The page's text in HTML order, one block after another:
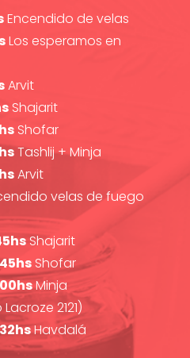
Encendido de velas
Los esperamos en
Arvit
Shajarit
Shofar
Tashlij + Minja
Arvit
velas de fuego
Shajarit
Shofar
Minja
2121)
Havdalá